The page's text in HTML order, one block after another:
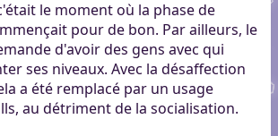
le moment où la phase de
pour de bon. Par ailleurs, le
d'avoir des gens avec qui
ses niveaux. Avec la désaffection
a été remplacé par un usage
au détriment de la socialisation.